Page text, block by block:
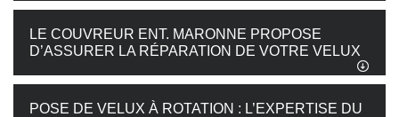
LE COUVREUR ENT. MARONNE PROPOSE
D’ASSURER LA RÉPARATION DE VOTRE VELUX
POSE DE VELUX À ROTATION : L’EXPERTISE DU